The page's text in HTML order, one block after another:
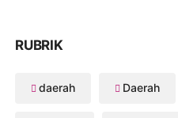
RUBRIK
daerah Daerah